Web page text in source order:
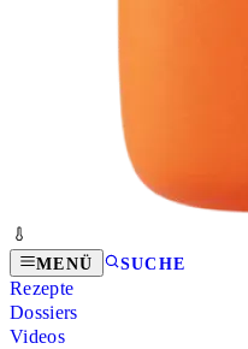
MENÜ SUCHE
Rezepte
Dossiers
Videos